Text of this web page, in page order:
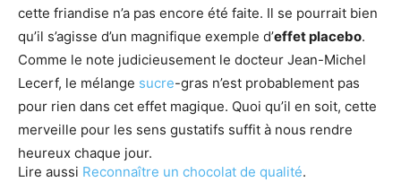
cette friandise n’a pas encore été faite. Il se pourrait bien
qu’il s’agisse d’un magnifique exemple d’effet placebo.
Comme le note judicieusement le docteur Jean-Michel
Lecerf, le mélange sucre-gras n’est probablement pas
pour rien dans cet effet magique. Quoi qu’il en soit, cette
merveille pour les sens gustatifs suffit à nous rendre
heureux chaque jour.
Lire aussi Reconnaître un chocolat de qualité.